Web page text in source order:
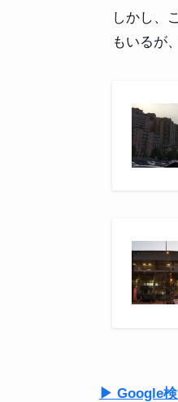
しかし、
もいるが
▶ Google